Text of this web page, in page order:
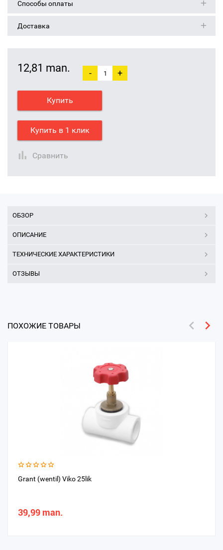
Способы оплаты
Доставка
12,81 man. - +
Купить
Купить в 1 клик
Сравнить
ОБЗОР
ОПИСАНИЕ
ТЕХНИЧЕСКИЕ ХАРАКТЕРИСТИКИ
ОТЗЫВЫ
ПОХОЖИЕ ТОВАРЫ
Grant (wentil) Viko 25lik
39,99 man.